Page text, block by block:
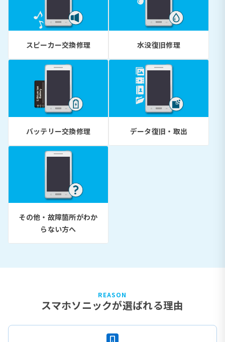
スピーカー交換修理 水没復旧修理
バッテリー交換修理 データ復旧・取出
その他・故障箇所がわか
らない方へ
REASON
スマホソニックが選ばれる理由